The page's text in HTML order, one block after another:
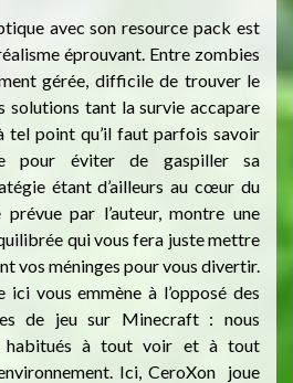
avec son resource pack est
éprouvant. Entre zombies
gérée, difficile de trouver le
solutions tant la survie accapare
tel point qu’il faut parfois savoir
pour éviter de gaspiller sa
étant d’ailleurs au cœur du
prévue par l’auteur, montre une
qui vous fera juste mettre
vos méninges pour vous divertir.
vous emmène à l’opposé des
de jeu sur Minecraft : nous
habitués à tout voir et à tout
Ici, CeroXon joue